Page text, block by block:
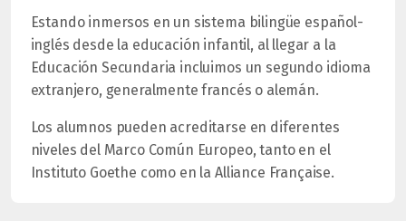
Estando inmersos en un sistema bilingüe español-
inglés desde la educación infantil, al llegar a la
Educación Secundaria incluimos un segundo idioma
extranjero, generalmente francés o alemán.
Los alumnos pueden acreditarse en diferentes
niveles del Marco Común Europeo, tanto en el
Instituto Goethe como en la Alliance Française.